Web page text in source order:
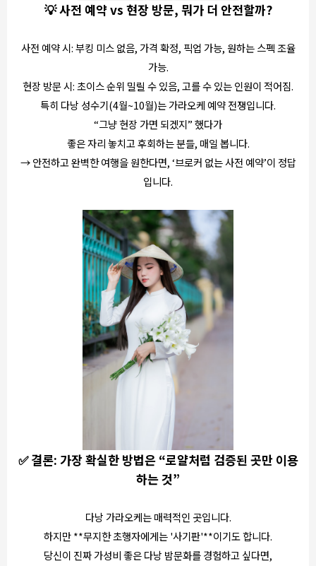
💡 사전 예약 vs 현장 방문, 뭐가 더 안전할까?
사전 예약 시: 부킹 미스 없음, 가격 확정, 픽업 가능, 원하는 스펙 조율
가능.
현장 방문 시: 초이스 순위 밀릴 수 있음, 고를 수 있는 인원이 적어짐.
특히 다낭 성수기(4월~10월)는 가라오케 예약 전쟁입니다.
“그냥 현장 가면 되겠지” 했다가
좋은 자리 놓치고 후회하는 분들, 매일 봅니다.
→ 안전하고 완벽한 여행을 원한다면, ‘브로커 없는 사전 예약’이 정답
입니다.
✅ 결론: 가장 확실한 방법은 “로얄처럼 검증된 곳만 이용
하는 것”
다낭 가라오케는 매력적인 곳입니다.
하지만 **무지한 초행자에게는 '사기판'**이기도 합니다.
당신이 진짜 가성비 좋은 다낭 밤문화를 경험하고 싶다면,